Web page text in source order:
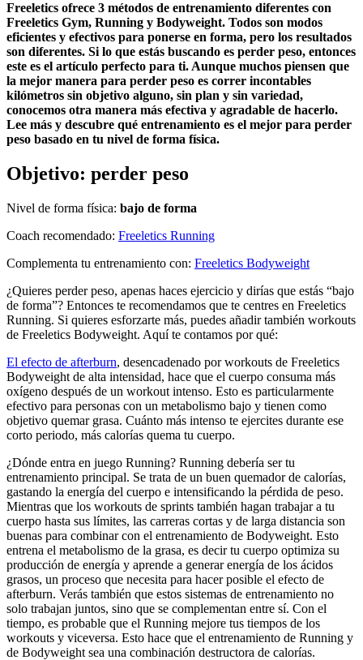
Freeletics ofrece 3 métodos de entrenamiento diferentes con
Freeletics Gym, Running y Bodyweight. Todos son modos
eficientes y efectivos para ponerse en forma, pero los resultados
son diferentes. Si lo que estás buscando es perder peso, entonces
este es el artículo perfecto para ti. Aunque muchos piensen que
la mejor manera para perder peso es correr incontables
kilómetros sin objetivo alguno, sin plan y sin variedad,
conocemos otra manera más efectiva y agradable de hacerlo.
Lee más y descubre qué entrenamiento es el mejor para perder
peso basado en tu nivel de forma física.
Objetivo: perder peso
Nivel de forma física: bajo de forma
Coach recomendado: Freeletics Running
Complementa tu entrenamiento con: Freeletics Bodyweight
¿Quieres perder peso, apenas haces ejercicio y dirías que estás “bajo
de forma”? Entonces te recomendamos que te centres en Freeletics
Running. Si quieres esforzarte más, puedes añadir también workouts
de Freeletics Bodyweight. Aquí te contamos por qué:
El efecto de afterburn, desencadenado por workouts de Freeletics
Bodyweight de alta intensidad, hace que el cuerpo consuma más
oxígeno después de un workout intenso. Esto es particularmente
efectivo para personas con un metabolismo bajo y tienen como
objetivo quemar grasa. Cuánto más intenso te ejercites durante ese
corto periodo, más calorías quema tu cuerpo.
¿Dónde entra en juego Running? Running debería ser tu
entrenamiento principal. Se trata de un buen quemador de calorías,
gastando la energía del cuerpo e intensificando la pérdida de peso.
Mientras que los workouts de sprints también hagan trabajar a tu
cuerpo hasta sus límites, las carreras cortas y de larga distancia son
buenas para combinar con el entrenamiento de Bodyweight. Esto
entrena el metabolismo de la grasa, es decir tu cuerpo optimiza su
producción de energía y aprende a generar energía de los ácidos
grasos, un proceso que necesita para hacer posible el efecto de
afterburn. Verás también que estos sistemas de entrenamiento no
solo trabajan juntos, sino que se complementan entre sí. Con el
tiempo, es probable que el Running mejore tus tiempos de los
workouts y viceversa. Esto hace que el entrenamiento de Running y
de Bodyweight sea una combinación destructora de calorías.